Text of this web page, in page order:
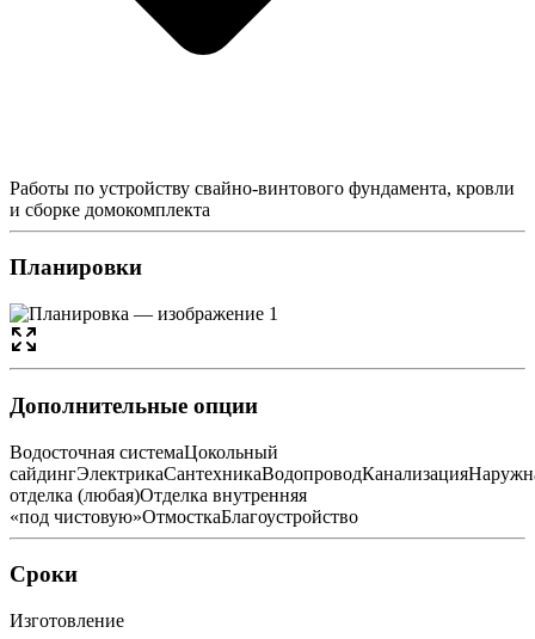
Работы по устройству свайно-винтового фундамента, кровли
и сборке домокомплекта
Планировки
Дополнительные опции
Водосточная системаЦокольный
сайдингЭлектрикаСантехникаВодопроводКанализация
отделка (любая)Отделка внутренняя
«под чистовую»ОтмосткаБлагоустройство
Сроки
Изготовление